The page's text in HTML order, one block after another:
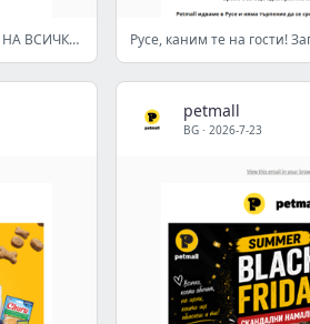
-15% ДОПЪЛНИТЕЛНА ОТСТЪПКА НА ВСИЧКО >
petmall
BG · 2026-7-23